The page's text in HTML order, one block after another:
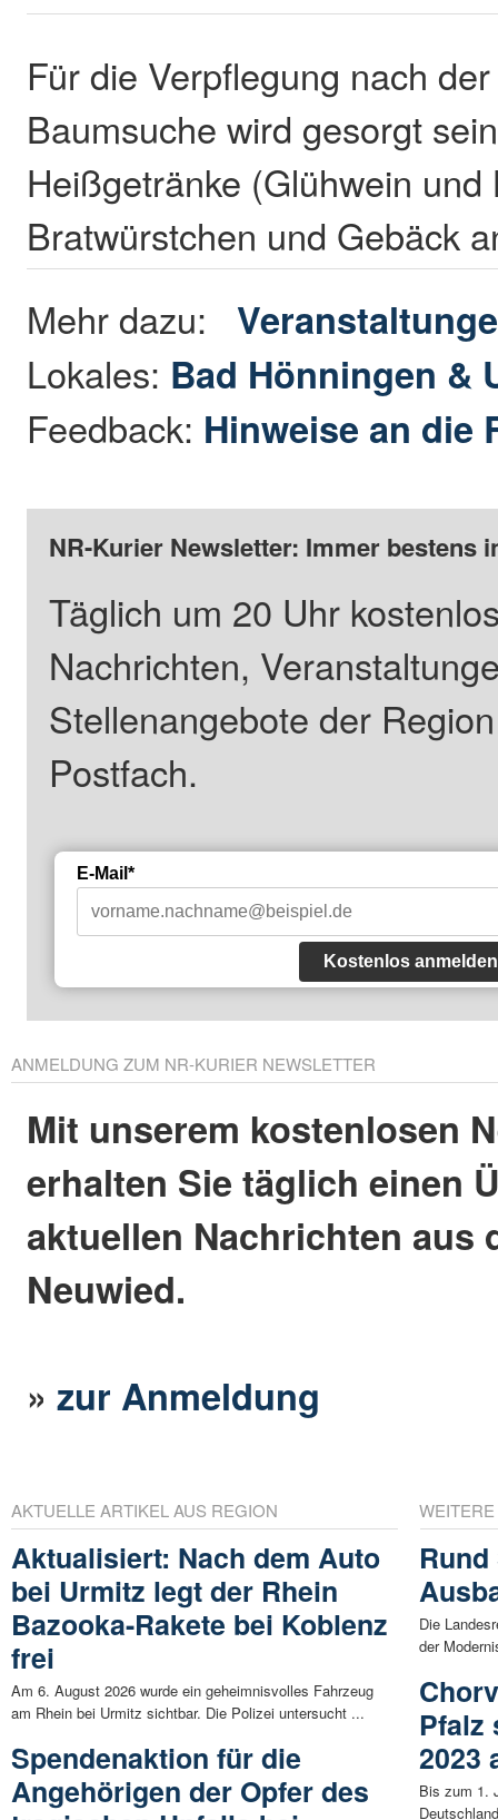
Für die Verpflegung nach
Baumsuche wird gesorgt
Heißgetränke (Glühwein
Bratwürstchen und Gebäck
Mehr dazu:
Lokales: Bad Hönningen &
Feedback: Hinweise an die
NR-Kurier Newsletter: Immer bestens
Täglich um 20 Uhr
Nachrichten,
Stellenangebote der
Postfach.
E-Mail*
Kostenlos anmelden
ANMELDUNG ZUM NR-KURIER NEWSLETTER
Mit unserem kostenlosen
erhalten Sie täglich einen
aktuellen Nachrichten aus
Neuwied.
»zur Anmeldung
AKTUELLE ARTIKEL AUS REGION
Aktualisiert: Nach dem Auto
bei Urmitz legt der Rhein
Bazooka-Rakete bei Koblenz
frei
Am 6. August 2026 wurde ein geheimnisvolles Fahrzeug
am Rhein bei Urmitz sichtbar. Die Polizei untersucht ...
Spendenaktion für die
Angehörigen der Opfer des
Die
der
Pfalz
2023
Bis zum 1.